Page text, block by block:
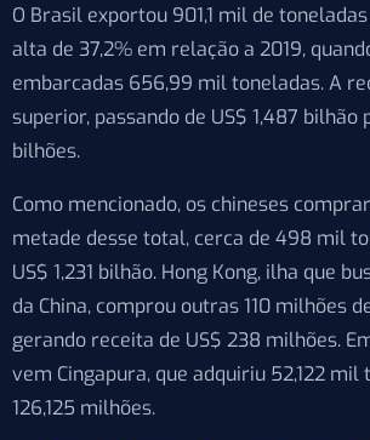
O Brasil exportou 901,1 mil de
alta de 37,2% em relação a 2019,
embarcadas 656,99 mil toneladas. A
superior, passando de US$ 1,487 bilhão
bilhões.
Como mencionado, os chineses
metade desse total, cerca de 498 mil
US$ 1,231 bilhão. Hong Kong, ilha que
da China, comprou outras 110 milhões
gerando receita de US$ 238 milhões.
vem Cingapura, que adquiriu 52,122 mil
126,125 milhões.